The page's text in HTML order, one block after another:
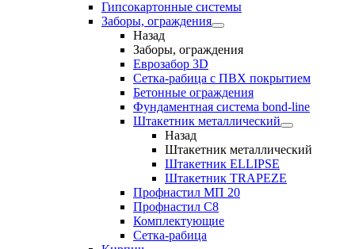
Гипсокартонные системы
Заборы, ограждения
Назад
Заборы, ограждения
Еврозабор 3D
Сетка-рабица с ПВХ покрытием
Бетонные ограждения
Фундаментная система bond-line
Штакетник металлический
Назад
Штакетник металлический
Штакетник ELLIPSE
Штакетник TRAPEZE
Профнастил МП 20
Профнастил С8
Комплектующие
Сетка-рабица